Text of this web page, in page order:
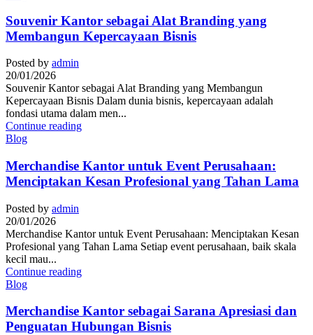
Souvenir Kantor sebagai Alat Branding yang
Membangun Kepercayaan Bisnis
Posted by admin
20/01/2026
Souvenir Kantor sebagai Alat Branding yang Membangun
Kepercayaan Bisnis Dalam dunia bisnis, kepercayaan adalah
fondasi utama dalam men...
Continue reading
Blog
Merchandise Kantor untuk Event Perusahaan:
Menciptakan Kesan Profesional yang Tahan Lama
Posted by admin
20/01/2026
Merchandise Kantor untuk Event Perusahaan: Menciptakan Kesan
Profesional yang Tahan Lama Setiap event perusahaan, baik skala
kecil mau...
Continue reading
Blog
Merchandise Kantor sebagai Sarana Apresiasi dan
Penguatan Hubungan Bisnis